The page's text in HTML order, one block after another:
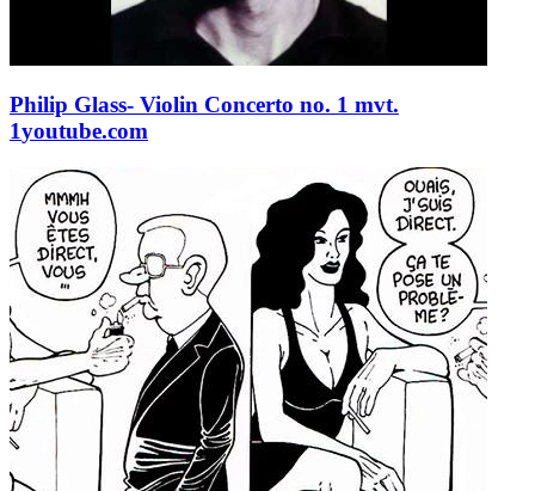
Philip Glass- Violin Concerto no. 1 mvt.
1youtube.com